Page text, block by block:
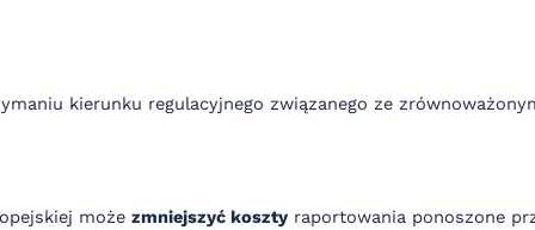
kierunku regulacyjnego związanego ze
może zmniejszyć koszty raportowania ponoszone